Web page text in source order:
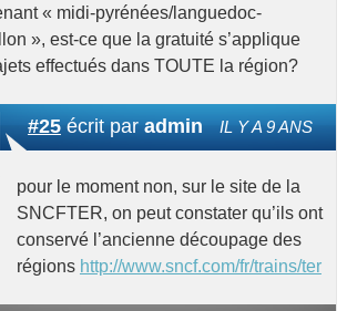
« midi-pyrénées/languedoc-
», est-ce que la gratuité s’applique
effectués dans TOUTE la région?
#25écrit paradmin IL Y A 9 ANS
pour le moment non, sur le site de la
SNCFTER, on peut constater qu’ils ont
conservé l’ancienne découpage des
régions http://www.sncf.com/fr/trains/ter